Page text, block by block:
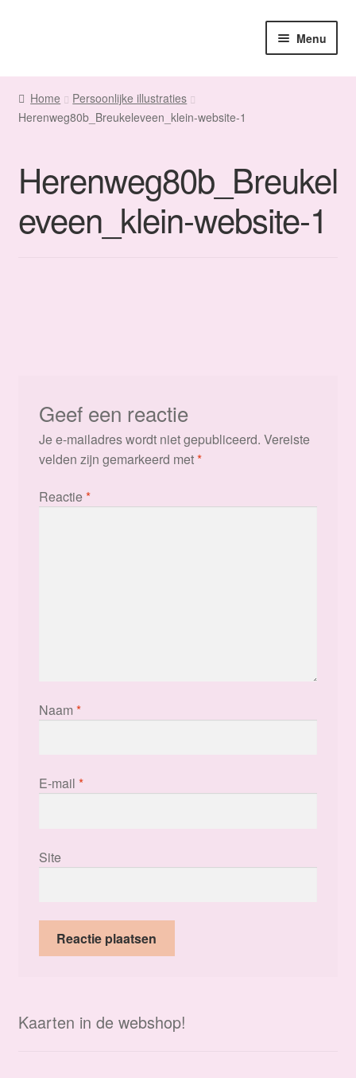
navigatie
inhoud
Menu
Home
Sanne
Home
Persoonlijke illustraties
Herenweg80b_Breukeleveen_klein-website-1
Herenweg80b_Breukel
eveen_klein-website-1
Geef een reactie
Je e-mailadres wordt niet gepubliceerd. Vereiste
velden zijn gemarkeerd met*
Reactie*
Naam *
E-mail *
Site
Kaarten in de webshop!